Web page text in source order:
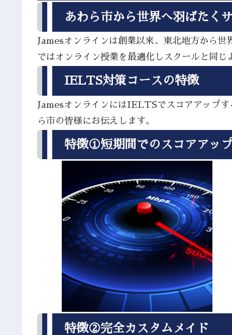
あわら市から世界へ羽ばたく
Jamesオンラインは創業以来、東北地方から
ではオンライン授業を最適化しスクールと同じ
IELTS対策コースの特徴
JamesオンラインにはIELTSでスコアアップ
ら市の皆様にお伝えします。
特徴①短期間でのスコアアッ
特徴②完全カスタムメイド